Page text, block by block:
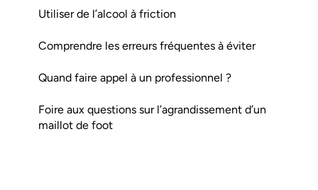
Utiliser de l’alcool à friction
Comprendre les erreurs fréquentes à éviter
Quand faire appel à un professionnel ?
Foire aux questions sur l’agrandissement d’un
maillot de foot